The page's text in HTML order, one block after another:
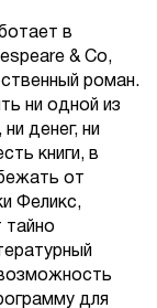
в
& Co,
роман.
ни одной из
денег, ни
книги, в
от
Феликс,
тайно
для